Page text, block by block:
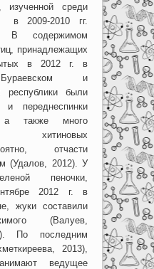
среди
в 2009-2010 гг.
В содержимом
принадлежащих
в 2012 г. в
и
республики были
переднеспинки
а также много
хитиновых
отчасти
(Удалов, 2012). У
пеночки,
2012 г. в
жуки составили
(Валуев,
По последним
2013),
ведущее